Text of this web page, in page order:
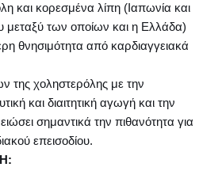
και κορεσμένα λίπη (Ιαπωνία και
μεταξύ των οποίων και η Ελλάδα)
θνησιμότητα από καρδιαγγειακά
της χοληστερόλης με την
και διαιτητική αγωγή και την
σημαντικά την πιθανότητα για
επεισοδίου.